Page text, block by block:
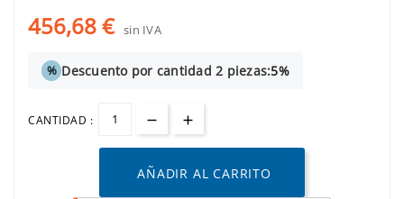
456,68 € sin IVA
% Descuento por cantidad 2 piezas:5%
CANTIDAD :
AÑADIR AL CARRITO